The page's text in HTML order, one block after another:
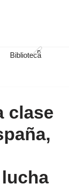
Biblioteca
clase